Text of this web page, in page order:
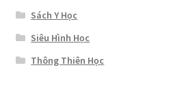
Sách Y Học
Siêu Hình Học
Thông Thiên Học